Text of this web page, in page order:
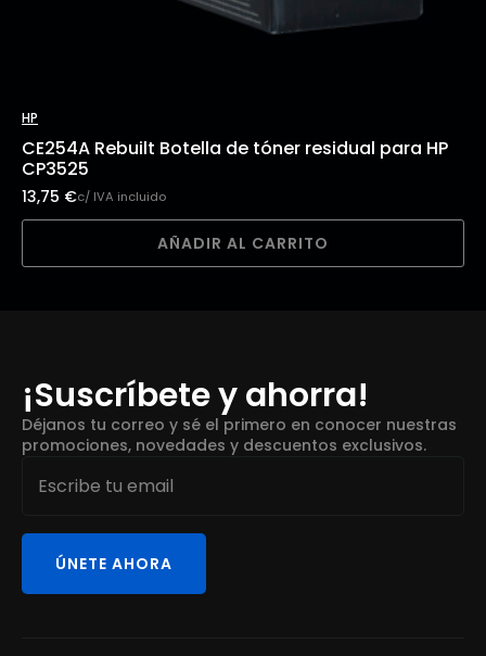
HP
CE254A Rebuilt Botella de tóner residual para HP
CP3525
13,75 €c/ IVA incluido
AÑADIR AL CARRITO
¡Suscríbete y ahorra!
Déjanos tu correo y sé el primero en conocer nuestras
promociones, novedades y descuentos exclusivos.
Email
ÚNETE AHORA